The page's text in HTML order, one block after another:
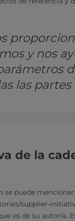
y nos
las partes
de la
se puede mencionar
supplier-
es de su autoría.